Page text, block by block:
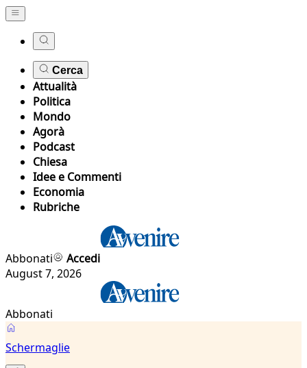
Cerca
Attualità
Politica
Mondo
Agorà
Podcast
Chiesa
Idee e Commenti
Economia
Rubriche
Abbonati
Accedi
August 7, 2026
Abbonati
Schermaglie